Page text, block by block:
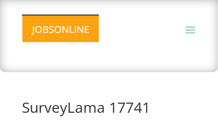
SurveyLama 17741